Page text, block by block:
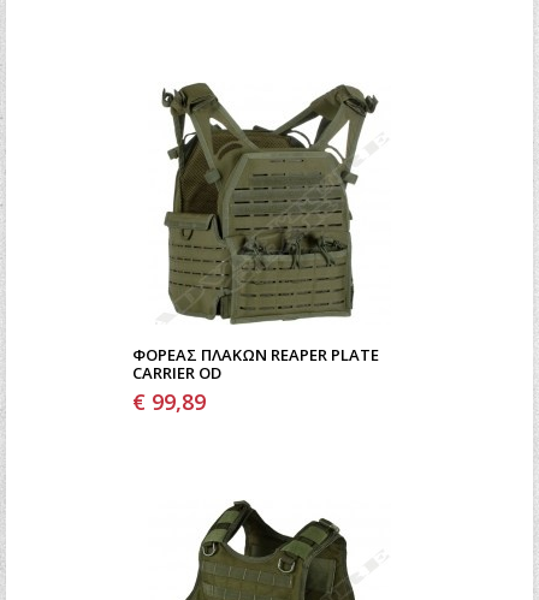
ΦΟΡΈΑΣ ΠΛΑΚΏΝ REAPER PLATE
CARRIER OD
€ 99,89